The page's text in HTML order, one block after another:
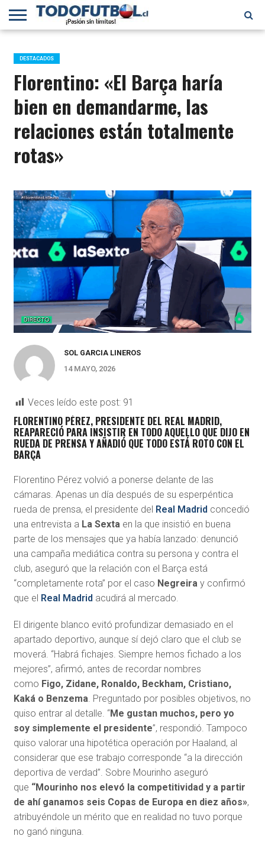
PRIMERA
B
SELECCIÓN
CHILENA
CHILENOS
EN EL
MUNDO
FÚTBOL
INTERNACIONAL
DESTACADOS
Florentino: «El Barça haría
bien en demandarme, las
relaciones están totalmente
rotas»
SOL GARCIA LINEROS
14 MAYO, 2026
Veces leído este post: 91
FLORENTINO PÉREZ, PRESIDENTE DEL REAL MADRID,
REAPARECIÓ PARA INSISTIR EN TODO AQUELLO QUE DIJO EN
RUEDA DE PRENSA Y AÑADIÓ QUE TODO ESTÁ ROTO CON EL
BARÇA
Florentino Pérez volvió a ponerse delante de las
cámaras. Apenas un día después de su esperpéntica
rueda de prensa, el presidente del Real Madrid concedió
una entrevista a La Sextaen la que insistió en buena
parte de los mensajes que ya había lanzado: denunció
una campaña mediática contra su persona y contra el
club, aseguró que la relación con el Barça está
“completamente rota” por el caso Negreira y confirmó
que el Real Madrid acudirá al mercado.
El dirigente blanco evitó profundizar demasiado en el
apartado deportivo, aunque sí dejó claro que el club se
moverá. “Habrá fichajes. Siempre hemos fichado a los
mejores”, afirmó, antes de recordar nombres
como Figo, Zidane, Ronaldo, Beckham, Cristiano,
Kaká o Benzema. Preguntado por posibles objetivos, no
quiso entrar al detalle. “Me gustan muchos, pero yo
soy simplemente el presidente”, respondió. Tampoco
quiso valorar una hipotética operación por Haaland, al
considerar que ese trabajo corresponde “a la dirección
deportiva de verdad”. Sobre Mourinho aseguró
que “Mourinho nos elevó la competitividad y a partir
de ahí ganamos seis Copas de Europa en diez años»,
atribuyéndole un mérito que en realidad no tuvo porque
no ganó ninguna.